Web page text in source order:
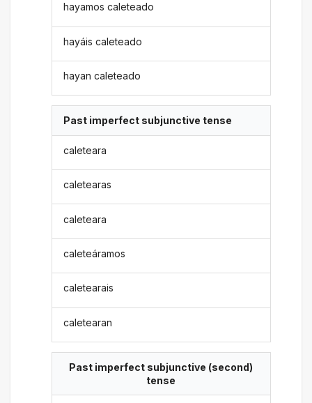
hayamos caleteado
hayáis caleteado
hayan caleteado
Past imperfect subjunctive tense
caleteara
caletearas
caleteara
caleteáramos
caletearais
caletearan
Past imperfect subjunctive (second)
tense